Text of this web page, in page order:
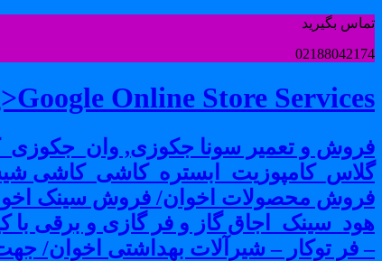
تماس بگیرید
02188042174
Online Store Services
فروش و تعمیر سونا جکوزی,
گلاس_کامپوزیت_ابستره_کاشی_کاشی
فروش محصولات اخوان/ فروش سینک
هود_سینک_اجاق گاز و فر گازی و برقی
– فر توکار – شیرآلات بهداشتی اخوان/